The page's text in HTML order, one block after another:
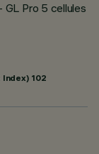
GL Pro 5 cellules
102